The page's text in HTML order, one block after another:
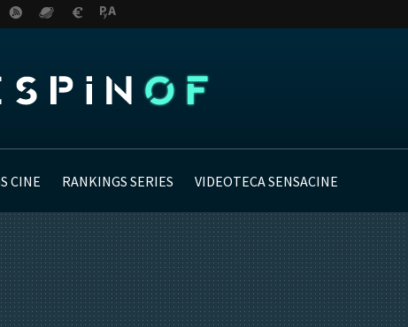
CINE RANKINGS SERIES VIDEOTECA SENSACINE